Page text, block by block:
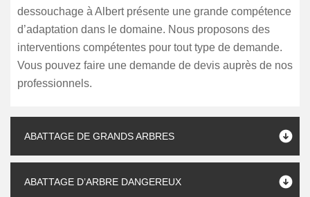
dessouchage à Albert présente une grande compétence
d’adaptation dans le domaine. Nous proposons des
interventions compétentes pour tout type de demande.
Vous pouvez faire une demande de devis auprès de nos
professionnels.
ABATTAGE DE GRANDS ARBRES
ABATTAGE D’ARBRE DANGEREUX